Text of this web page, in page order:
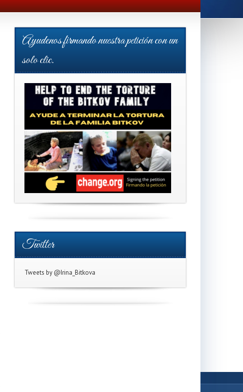
Ayudenos firmando nuestra petición con un
solo clic.
Twitter
Tweets by @Irina_Bitkova